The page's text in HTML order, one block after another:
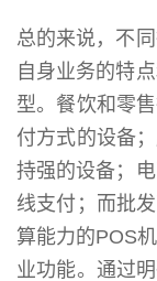
总的来说，不
自身业务的特
型。餐饮和零
付方式的设备
持强的设备；
线支付；而批
算能力的POS
业功能。通过